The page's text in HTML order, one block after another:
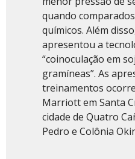
quando
químicos. Além
apresentou a
“coinoculação em
gramíneas”. As
treinamentos
Marriott em Santa
cidade de Quatro
Pedro e Colônia